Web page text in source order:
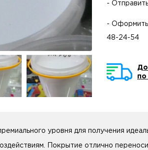
-
- Оформить
48-24-54
по
уровня для получения
Покрытие отлично